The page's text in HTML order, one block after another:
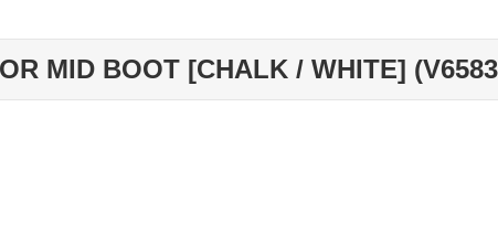
MID BOOT [CHALK / WHITE]